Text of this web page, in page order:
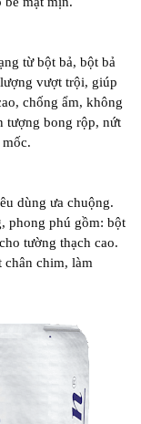
từ bột bả, bột bả
vượt trội, giúp
chống ẩm, không
tượng bong rộp, nứt
dùng ưa chuộng.
phong phú gồm: bột
tường thạch cao.
chân chim, làm